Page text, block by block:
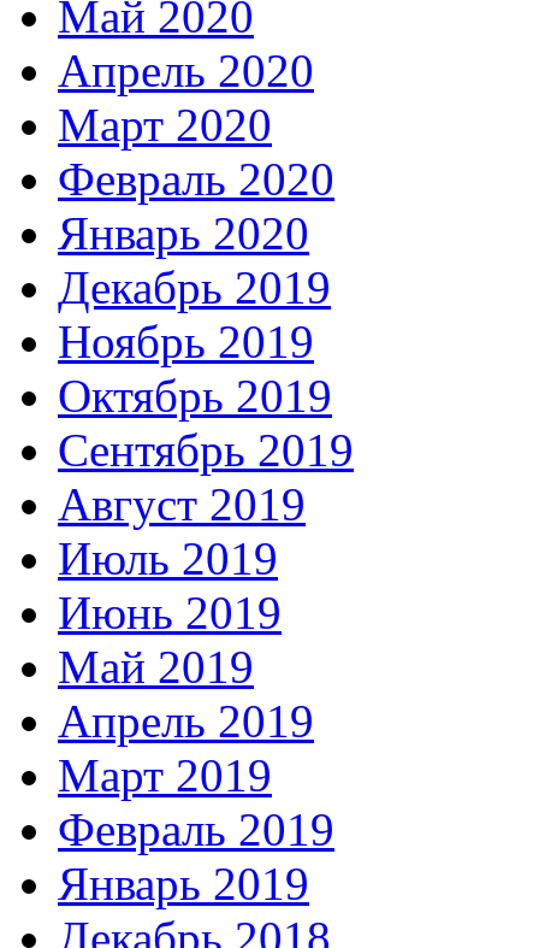
Май 2020
Апрель 2020
Март 2020
Февраль 2020
Январь 2020
Декабрь 2019
Ноябрь 2019
Октябрь 2019
Сентябрь 2019
Август 2019
Июль 2019
Июнь 2019
Май 2019
Апрель 2019
Март 2019
Февраль 2019
Январь 2019